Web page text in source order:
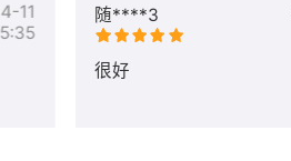
随****3
很好
11